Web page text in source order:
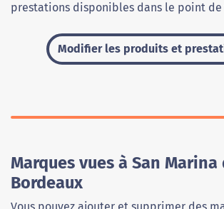
prestations disponibles dans le point de
Modifier les produits et
Marques vues à San Marina
Bordeaux